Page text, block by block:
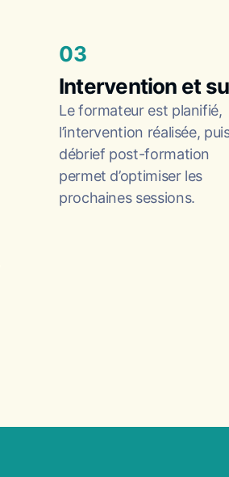
03
Intervention et
Le formateur est planifié,
l’intervention réalisée,
débrief post-formation
permet d’optimiser les
prochaines sessions.